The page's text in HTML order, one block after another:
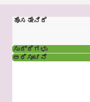
ಹೊಸತೇನಿದೆ
ಸುದ್ದಿಗಳು
ಅಧಿಸೂಚನೆ